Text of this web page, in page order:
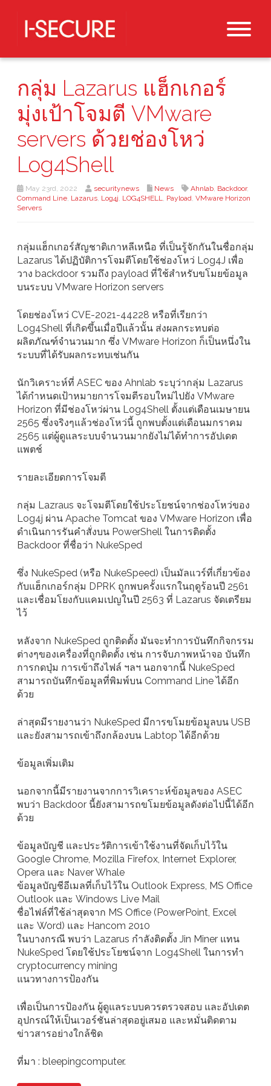
กลุ่ม Lazarus แฮ็กเกอร์
มุ่งเป้าโจมตี VMware
servers ด้วยช่องโหว่
Log4Shell
May 23rd, 2022 securitynews News Ahnlab, Backdoor,
Command Line, Lazarus, Log4j, LOG4SHELL, Payload, VMware Horizon
Servers
กลุ่มแฮ็กเกอร์สัญชาติเกาหลีเหนือ ที่เป็นรู้จักกันในชื่อกลุ่ม
Lazarus ได้ปฏิบัติการโจมตีโดยใช้ช่องโหว่ Log4J เพื่อ
วาง backdoor รวมถึง payload ที่ใช้สำหรับขโมยข้อมูล
บนระบบ VMware Horizon servers
โดยช่องโหว่ CVE-2021-44228 หรือที่เรียกว่า
Log4Shell ที่เกิดขึ้นเมื่อปีแล้วนั้น ส่งผลกระทบต่อ
ผลิตภัณฑ์จำนวนมาก ซึ่ง VMware Horizon ก็เป็นหนึ่งใน
ระบบที่ได้รับผลกระทบเช่นกัน
นักวิเคราะห์ที่ ASEC ของ Ahnlab ระบุว่ากลุ่ม Lazarus
ได้กำหนดเป้าหมายการโจมตีรอบใหม่ไปยัง VMware
Horizon ที่มีช่องโหว่ผ่าน Log4Shell ตั้งแต่เดือนเมษายน
2565 ซึ่งจริงๆแล้วช่องโหว่นี้ ถูกพบตั้งแต่เดือนมกราคม
2565 แต่ผู้ดูแลระบบจำนวนมากยังไม่ได้ทำการอัปเดต
แพตช์
รายละเอียดการโจมตี
กลุ่ม Lazraus จะโจมตีโดยใช้ประโยชน์จากช่องโหว่ของ
Log4j ผ่าน Apache Tomcat ของ VMware Horizon เพื่อ
ดำเนินการรันคำสั่งบน PowerShell ในการติดตั้ง
Backdoor ที่ชื่อว่า NukeSped
ซึ่ง NukeSped (หรือ NukeSpeed) เป็นมัลแวร์ที่เกี่ยวข้อง
กับแฮ็กเกอร์กลุ่ม DPRK ถูกพบครั้งแรกในฤดูร้อนปี 2561
และเชื่อมโยงกับแคมเปญในปี 2563 ที่ Lazarus จัดเตรียม
ไว้
หลังจาก NukeSped ถูกติดตั้ง มันจะทำการบันทึกกิจกรรม
ต่างๆของเครื่องที่ถูกติดตั้ง เช่น การจับภาพหน้าจอ บันทึก
การกดปุ่ม การเข้าถึงไฟล์ ฯลฯ นอกจากนี้ NukeSped
สามารถบันทึกข้อมูลที่พิมพ์บน Command Line ได้อีก
ด้วย
ล่าสุดมีรายงานว่า NukeSped มีการขโมยข้อมูลบน USB
และยังสามารถเข้าถึงกล้องบน Labtop ได้อีกด้วย
ข้อมูลเพิ่มเติม
นอกจากนี้มีรายงานจากการวิเคราะห์ข้อมูลของ ASEC
พบว่า Backdoor นี้ยังสามารถขโมยข้อมูลดังต่อไปนี้ได้อีก
ด้วย
ข้อมูลบัญชี และประวัติการเข้าใช้งานที่จัดเก็บไว้ใน
Google Chrome, Mozilla Firefox, Internet Explorer,
Opera และ Naver Whale
ข้อมูลบัญชีอีเมลที่เก็บไว้ใน Outlook Express, MS Office
Outlook และ Windows Live Mail
ชื่อไฟล์ที่ใช้ล่าสุดจาก MS Office (PowerPoint, Excel
และ Word) และ Hancom 2010
ในบางกรณี พบว่า Lazarus กำลังติดตั้ง Jin Miner แทน
NukeSped โดยใช้ประโยชน์จาก Log4Shell ในการทำ
cryptocurrency mining
แนวทางการป้องกัน
เพื่อเป็นการป้องกัน ผู้ดูแลระบบควรตรวจสอบ และอัปเดต
อุปกรณ์ให้เป็นเวอร์ชันล่าสุดอยู่เสมอ และหมั่นติดตาม
ข่าวสารอย่างใกล้ชิด
ที่มา : bleepingcomputer.